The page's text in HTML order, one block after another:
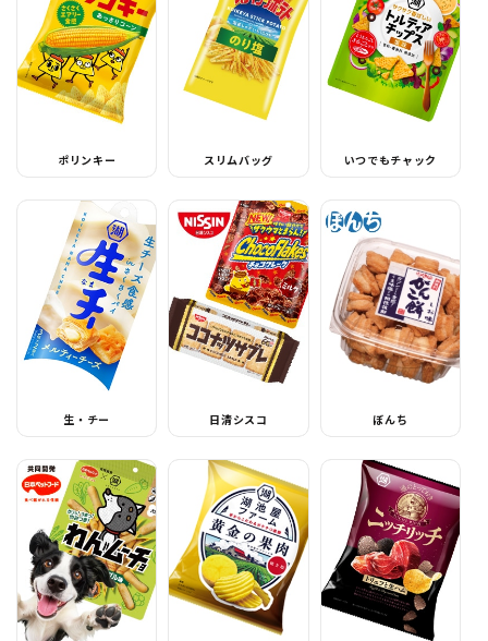
ポリンキー スリムバッグ いつでもチャック
生・チー 日清シスコ ぼんち